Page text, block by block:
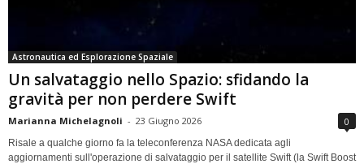
Astronautica ed Esplorazione Spaziale
Un salvataggio nello Spazio: sfidando la
gravità per non perdere Swift
Marianna Michelagnoli - 23 Giugno 2026 0
Risale a qualche giorno fa la teleconferenza NASA dedicata agli
aggiornamenti sull'operazione di salvataggio per il satellite Swift (la Swift Boost